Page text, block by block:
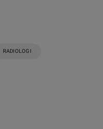
RADIOLOGI